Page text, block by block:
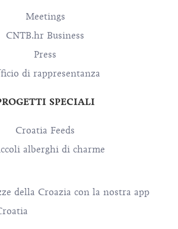
Meetings
CNTB.hr Business
Press
di rappresentanza
SPECIALI
Croatia Feeds
alberghi di charme
della Croazia con la nostra app